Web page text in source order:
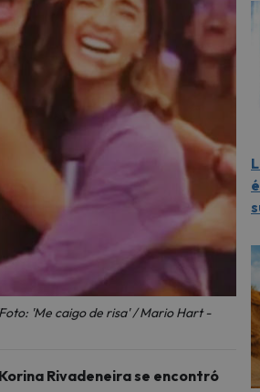
'Me caigo de risa' / Mario Hart -
Rivadeneira se encontró